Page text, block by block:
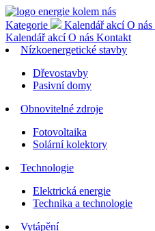
Kategorie Kalendář akcíO nás
Kalendář akcíO nás Kontakt
Nízkoenergetické stavby
Dřevostavby
Pasivní domy
Obnovitelné zdroje
Fotovoltaika
Solární kolektory
Technologie
Elektrická energie
Technika a technologie
Vytápění